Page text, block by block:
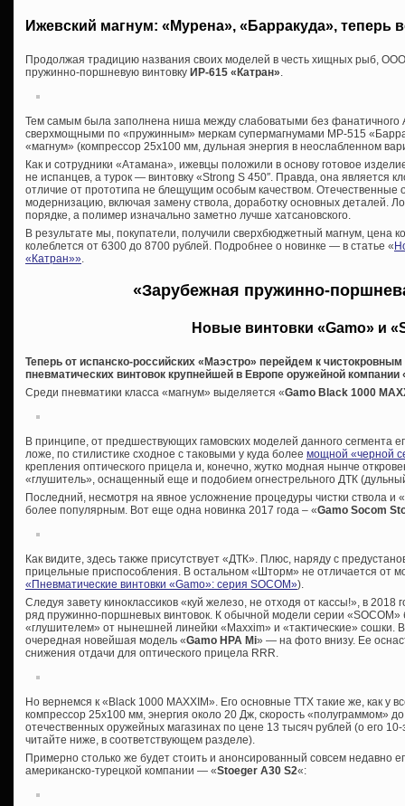
Ижевский магнум: «Мурена», «Барракуда», теперь
Продолжая традицию названия своих моделей в честь хищных рыб,
пружинно-поршневую винтовку ИР-615 «Катран».
Тем самым была заполнена ниша между слабоватыми без
сверхмощными по «пружинным» меркам супермагнумами МР-515
«магнум» (компрессор 25х100 мм, дульная энергия в неослабленном
Как и сотрудники «Атамана», ижевцы положили в основу готовое
не испанцев, а турок — винтовку «Strong S 450″. Правда, она является
отличие от прототипа не блещущим особым качеством. Отечественные
модернизацию, включая замену ствола, доработку основных деталей.
порядке, а полимер изначально заметно лучше хатсановского.
В результате мы, покупатели, получили сверхбюджетный магнум, цена
колеблется от 6300 до 8700 рублей. Подробнее о новинке — в статье «
«Катран»».
«Зарубежная пружинно-
Новые винтовки «Gamo» и
Теперь от испанско-российских «Маэстро» перейдем к
пневматических винтовок крупнейшей в Европе оружейной компании
Среди пневматики класса «магнум» выделяется «Gamo Black 1000
В принципе, от предшествующих гамовских моделей данного сегмента
ложе, по стилистике сходное с таковыми у куда более мощной «черной
крепления оптического прицела и, конечно, жутко модная нынче
«глушитель», оснащенный еще и подобием огнестрельного ДТК
Последний, несмотря на явное усложнение процедуры чистки ствола и
более популярным. Вот еще одна новинка 2017 года – «Gamo Socom
Как видите, здесь также присутствует «ДТК». Плюс, наряду с
прицельные приспособления. В остальном «Шторм» не отличается от
«Пневматические винтовки «Gamo»: серия SOCOM»).
Следуя завету киноклассиков «куй железо, не отходя от кассы!», в
ряд пружинно-поршневых винтовок. К обычной модели серии «SOCOM»
«глушителем» от нынешней линейки «Maxxim» и «тактические» сошки.
очередная новейшая модель «Gamo HPA Mi» — на фото внизу. Ее
снижения отдачи для оптического прицела RRR.
Но вернемся к «Black 1000 MAXXIM». Его основные ТТХ такие же, как у
компрессор 25х100 мм, энергия около 20 Дж, скорость «полуграммом»
отечественных оружейных магазинах по цене 13 тысяч рублей (о его
читайте ниже, в соответствующем разделе).
Примерно столько же будет стоить и анонсированный совсем недавно
американско-турецкой компании — «Stoeger A30 S2«: